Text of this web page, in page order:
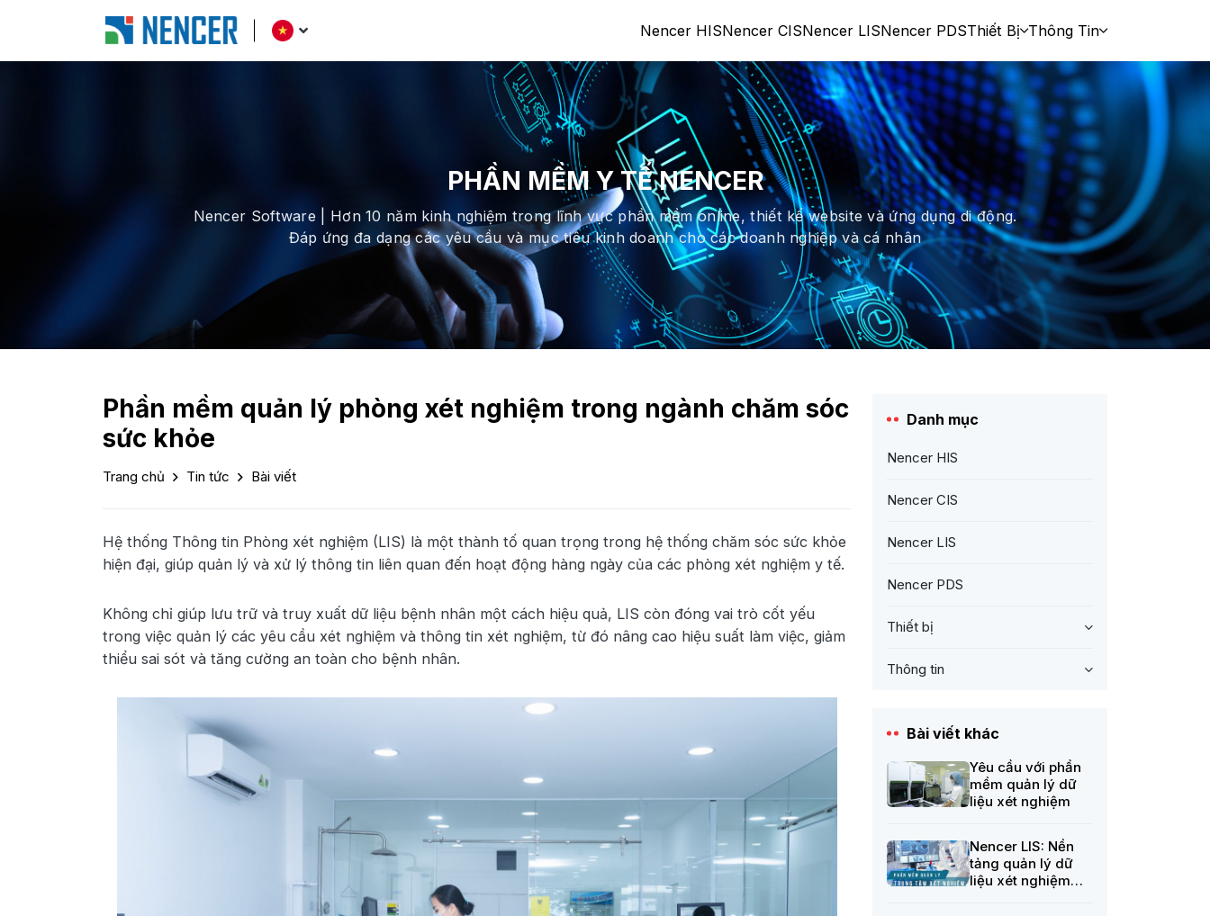
Nencer HISNencer CISNencer LISNencer PDSThiết Bị Thông Tin
PHẦN MỀM Y TẾ NENCER
Nencer Software | Hơn 10 năm kinh nghiệm trong lĩnh vực phần mềm online, thiết kế website và ứng dụng di động.
Đáp ứng đa dạng các yêu cầu và mục tiêu kinh doanh cho các doanh nghiệp và cá nhân
Phần mềm quản lý phòng xét nghiệm trong ngành chăm sóc
sức khỏe
Trang chủ Tin tức Bài viết
Hệ thống Thông tin Phòng xét nghiệm (LIS) là một thành tố quan trọng trong hệ thống chăm sóc sức khỏe
hiện đại, giúp quản lý và xử lý thông tin liên quan đến hoạt động hàng ngày của các phòng xét nghiệm y tế.
Không chỉ giúp lưu trữ và truy xuất dữ liệu bệnh nhân một cách hiệu quả, LIS còn đóng vai trò cốt yếu
trong việc quản lý các yêu cầu xét nghiệm và thông tin xét nghiệm, từ đó nâng cao hiệu suất làm việc, giảm
thiểu sai sót và tăng cường an toàn cho bệnh nhân.
Danh mục
Nencer HIS
Nencer CIS
Nencer LIS
Nencer PDS
Thiết bị
Thông tin
Bài viết khác
Yêu cầu với phần
mềm quản lý dữ
liệu xét nghiệm
Nencer LIS: Nền
tảng quản lý dữ
liệu xét nghiệm